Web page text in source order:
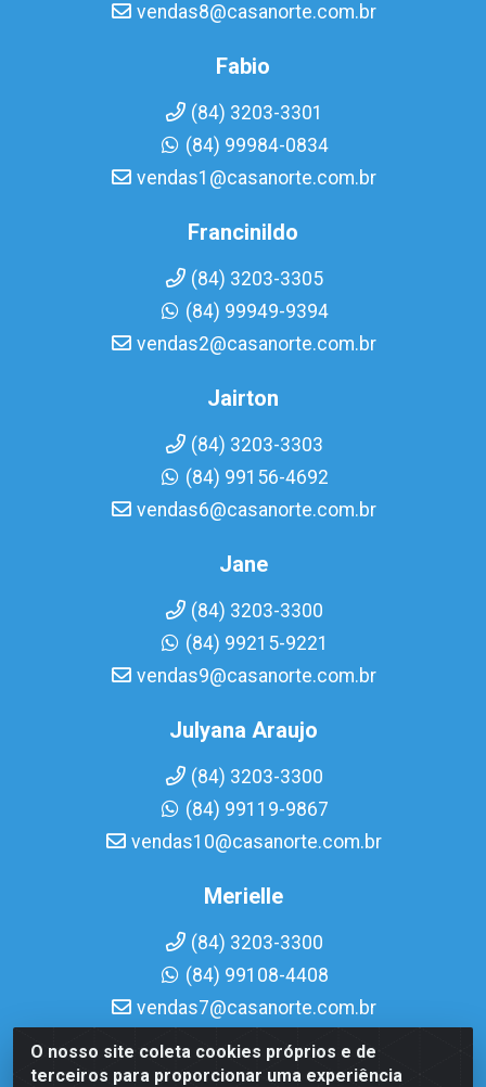
O nosso site coleta cookies próprios e de
terceiros para proporcionar uma experiência
vendas8@casanorte.com.br
Fabio
(84) 3203-3301
(84) 99984-0834
vendas1@casanorte.com.br
Francinildo
(84) 3203-3305
(84) 99949-9394
vendas2@casanorte.com.br
Jairton
(84) 3203-3303
(84) 99156-4692
vendas6@casanorte.com.br
Jane
(84) 3203-3300
(84) 99215-9221
vendas9@casanorte.com.br
Julyana Araujo
(84) 3203-3300
(84) 99119-9867
vendas10@casanorte.com.br
Merielle
(84) 3203-3300
(84) 99108-4408
vendas7@casanorte.com.br
Casa Norte LTDA - Av. Interventor Mário Câmara, 1815 -